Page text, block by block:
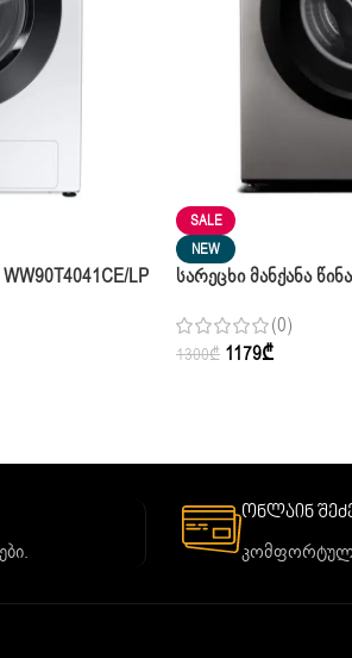
LP
SALE
NEW
Სარეცხი Მანქანა
(0)
1300₾ 1179₾
ონლაინ